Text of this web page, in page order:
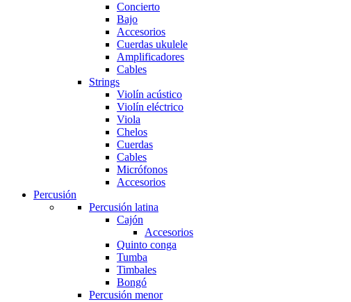
Concierto
Bajo
Accesorios
Cuerdas ukulele
Amplificadores
Cables
Strings
Violín acústico
Violín eléctrico
Viola
Chelos
Cuerdas
Cables
Micrófonos
Accesorios
Percusión
Percusión latina
Cajón
Accesorios
Quinto conga
Tumba
Timbales
Bongó
Percusión menor